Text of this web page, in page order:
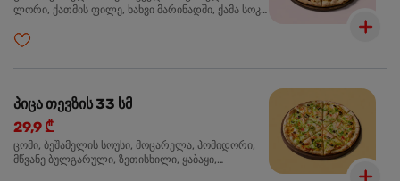
ლორი, ქათმის ფილე, ხახვი მარინადში, ქამა სოკო
პიცა თევზის 33 სმ
29,9 ₾
ცომი, ბეშამელის სოუსი, მოცარელა, პომიდორი,
მწვანე ბულგარული, ზეთისხილი, ყაბაყი,